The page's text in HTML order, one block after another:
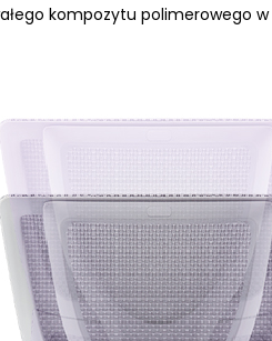
kompozytu polimerowego